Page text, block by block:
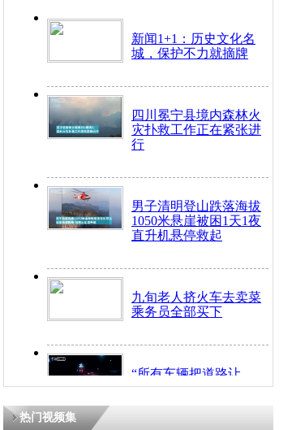
新闻1+1：历史文化名
城，保护不力就摘牌
四川冕宁县境内森林火
灾扑救工作正在紧张进
行
男子清明登山跌落海拔
1050米悬崖被困1天1夜
直升机悬停救起
九旬老人挤火车去卖菜
乘务员全部买下
“所有车辆把道路让
开！”儿童突发疾病交
热门视频集